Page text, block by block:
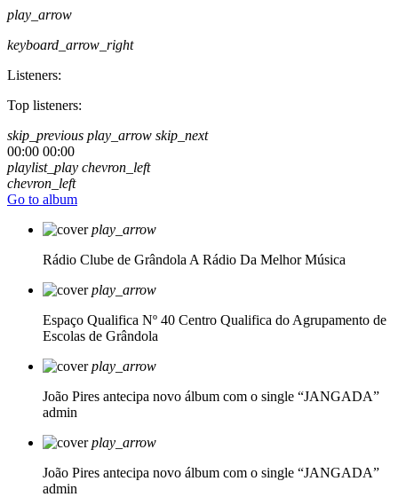
play_arrow
keyboard_arrow_right
Listeners:
Top listeners:
skip_previous play_arrow skip_next
00:00 00:00
playlist_play chevron_left
chevron_left
Go to album
play_arrow
Rádio Clube de Grândola A Rádio Da Melhor Música
play_arrow
Espaço Qualifica Nº 40 Centro Qualifica do Agrupamento de
Escolas de Grândola
play_arrow
João Pires antecipa novo álbum com o single “JANGADA”
admin
play_arrow
João Pires antecipa novo álbum com o single “JANGADA”
admin